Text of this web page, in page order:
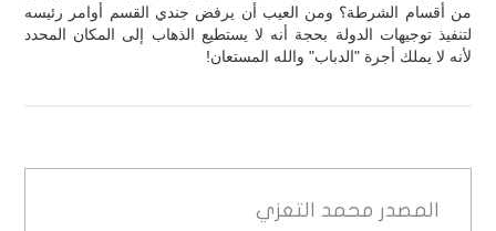
من أقسام الشرطة؟ ومن العيب أن يرفض جندي القسم أوامر رئيسه
لتنفيذ توجيهات الدولة بحجة أنه لا يستطيع الذهاب إلى المكان المحدد
لأنه لا يملك أجرة "الدباب" والله المستعان!
المصدر محمد التعزي